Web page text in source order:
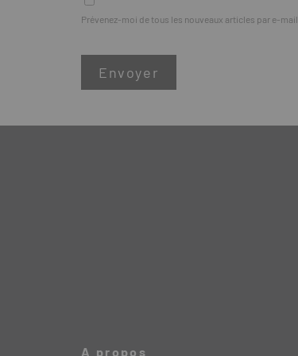
Prévenez-moi de tous les nouveaux articles par e-mail.
A propos